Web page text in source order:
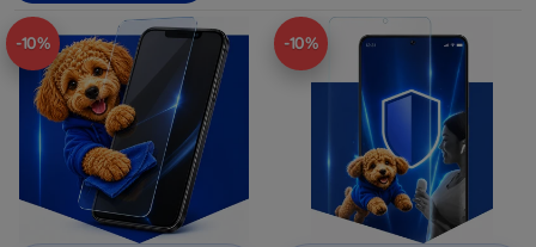
-10% -10%